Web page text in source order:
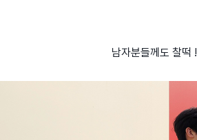
남자분들께도 찰떡 !